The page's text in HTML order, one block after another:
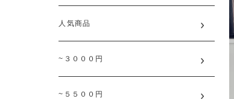
人気商品
~３０００円
~５５００円